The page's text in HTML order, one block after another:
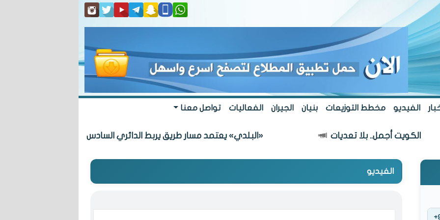
الفيديو مخطط التوزيعات بنيان الجيران الفعاليات تواصل معنا
بلا تعديات «البلدي» يعتمد مسار طريق يربط الدائري السادس بـ «المطلاع» السكنية
الفيديو